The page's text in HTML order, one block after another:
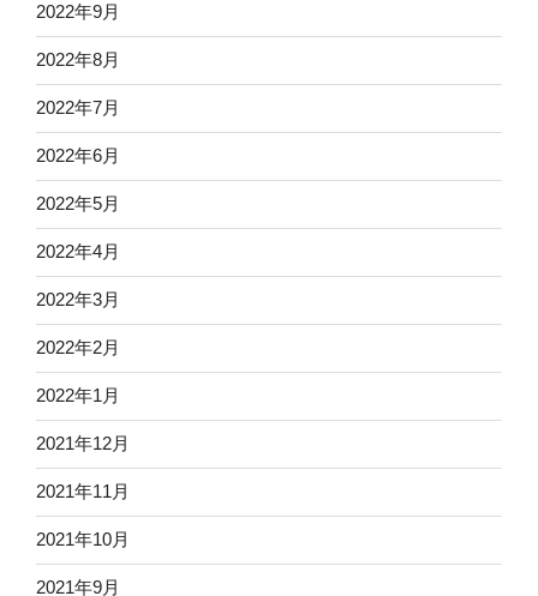
2022年9月
2022年8月
2022年7月
2022年6月
2022年5月
2022年4月
2022年3月
2022年2月
2022年1月
2021年12月
2021年11月
2021年10月
2021年9月